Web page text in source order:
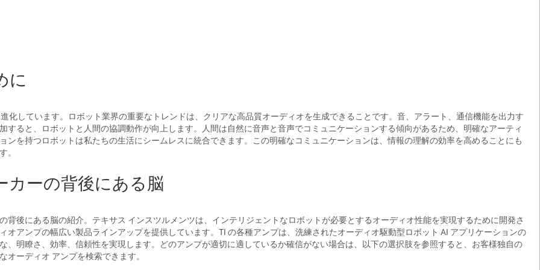
に
化しています。ロボット業界の重要なトレンドは、クリアな高品質オーディオを生成できることです。音、アラート、通信機能を出力す
すると、ロボットと人間の協調動作が向上します。人間は自然に音声と音声でコミュニケーションする傾向があるため、明確なアーティ
ンを持つロボットは私たちの生活にシームレスに統合できます。この明確なコミュニケーションは、情報の理解の効率を高めることにも
。
カーの背後にある脳
背後にある脳の紹介。テキサス インスツルメンツは、インテリジェントなロボットが必要とするオーディオ性能を実現するために開発さ
オアンプの幅広い製品ラインアップを提供しています。TI の各種アンプは、洗練されたオーディオ駆動型ロボット AI アプリケーションの
、明瞭さ、効率、信頼性を実現します。どのアンプが適切に適しているか確信がない場合は、以下の選択肢を参照すると、お客様独自の
オーディオ アンプを検索できます。